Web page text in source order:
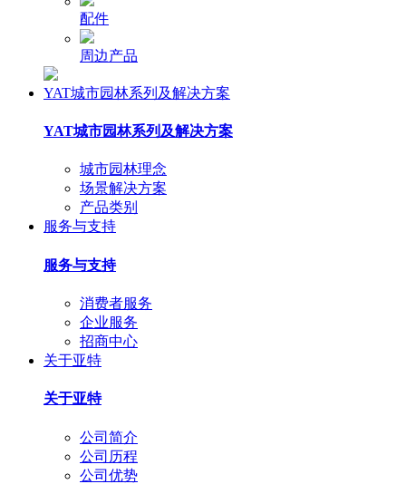
配件
周边产品
YAT城市园林系列及解决方案
YAT城市园林系列及解决方案
城市园林理念
场景解决方案
产品类别
服务与支持
服务与支持
消费者服务
企业服务
招商中心
关于亚特
关于亚特
公司简介
公司历程
公司优势